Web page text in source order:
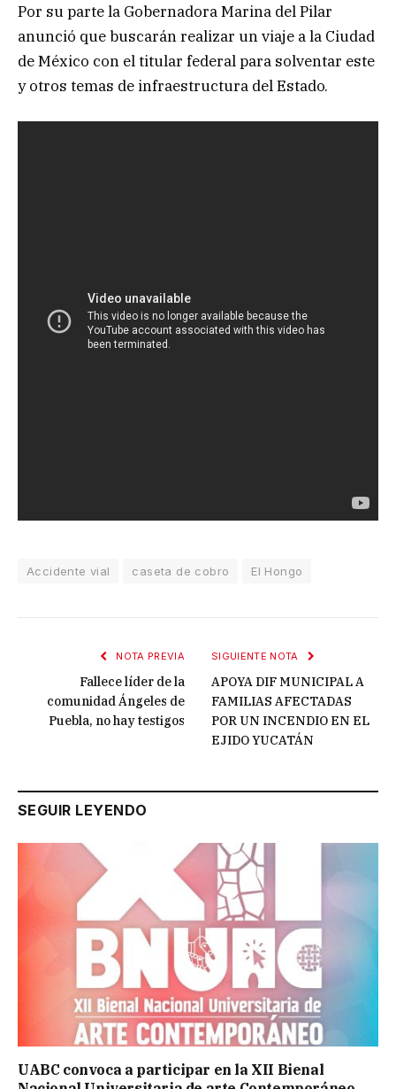
Por su parte la Gobernadora Marina del Pilar
anunció que buscarán realizar un viaje a la Ciudad
de México con el titular federal para solventar este
y otros temas de infraestructura del Estado.
Accidente vial caseta de cobro El Hongo
NOTA PREVIA
Fallece líder de la
comunidad Ángeles de
Puebla, no hay testigos
SIGUIENTE NOTA
APOYA DIF MUNICIPAL A
FAMILIAS AFECTADAS
POR UN INCENDIO EN EL
EJIDO YUCATÁN
SEGUIR LEYENDO
UABC convoca a participar en la XII Bienal